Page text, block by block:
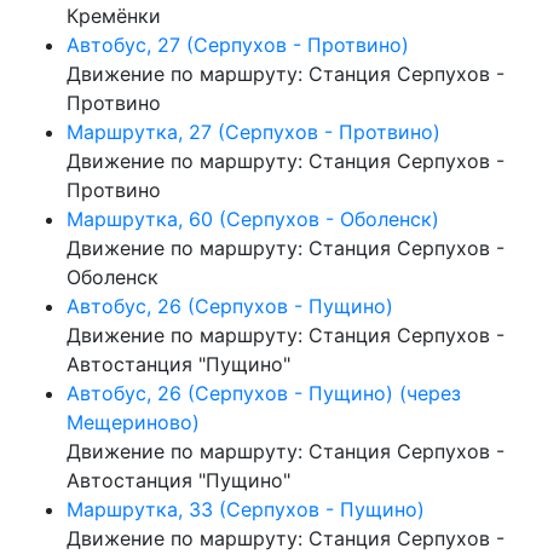
Кремёнки
Автобус, 27 (Серпухов - Протвино)
Движение по маршруту: Станция Серпухов -
Протвино
Маршрутка, 27 (Серпухов - Протвино)
Движение по маршруту: Станция Серпухов -
Протвино
Маршрутка, 60 (Серпухов - Оболенск)
Движение по маршруту: Станция Серпухов -
Оболенск
Автобус, 26 (Серпухов - Пущино)
Движение по маршруту: Станция Серпухов -
Автостанция "Пущино"
Автобус, 26 (Серпухов - Пущино) (через
Мещериново)
Движение по маршруту: Станция Серпухов -
Автостанция "Пущино"
Маршрутка, 33 (Серпухов - Пущино)
Движение по маршруту: Станция Серпухов -